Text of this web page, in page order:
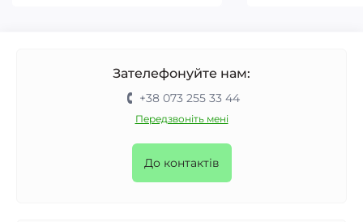
Зателефонуйте нам:
+38 073 255 33 44
Передзвоніть мені
До контактів